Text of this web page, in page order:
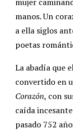
manos. Un
a ella siglos
poetas
La abadía que
convertido en
Corazón, con
caída
pasado 752